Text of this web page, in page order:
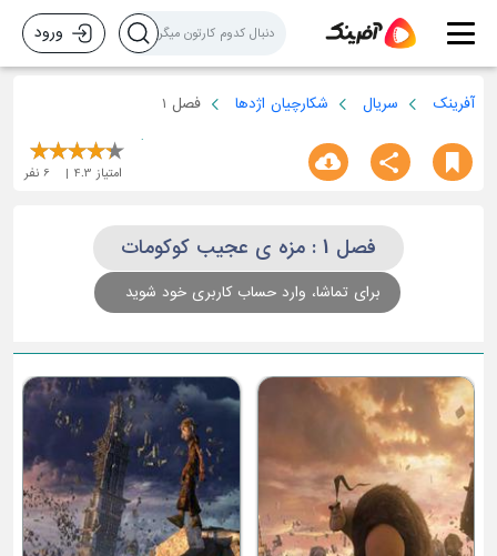
ورود
آفرینک سریال شکارچیان اژدها فصل 1
امتیاز 4.3
6 نفر
فصل 1 : مزه ی عجیب کوکومات
برای تماشا، وارد حساب کاربری خود شوید
غرش کوچک در چمنزار